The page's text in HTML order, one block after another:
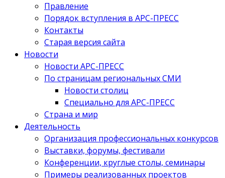
Правление
Порядок вступления в АРС-ПРЕСС
Контакты
Старая версия сайта
Новости
Новости АРС-ПРЕСС
По страницам региональных СМИ
Новости столиц
Специально для АРС-ПРЕСС
Страна и мир
Деятельность
Организация профессиональных конкурсов
Выставки, форумы, фестивали
Конференции, круглые столы, семинары
Примеры реализованных проектов